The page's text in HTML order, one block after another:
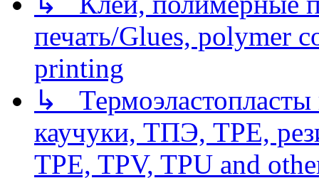
печать/Glues, polymer
printing
↳
каучуки, ТПЭ, TPE,
TPE, TPV, TPU and